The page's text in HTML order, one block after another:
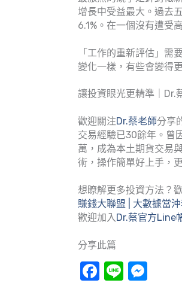
增長中受益最大。過去
6.1%。在一個沒有遭受
「工作的重新評估」
變化一樣，有些會變得
讓投資眼光更精準｜Dr.
歡迎關注Dr.蔡老師分享
交易經驗已30餘年。曾
萬，成為本土期貨交易
術，操作簡單好上手，
想瞭解更多投資方法？
賺錢大聯盟 | 大數據當
歡迎加入Dr.蔡官方Line
分享此篇
Facebook
Line